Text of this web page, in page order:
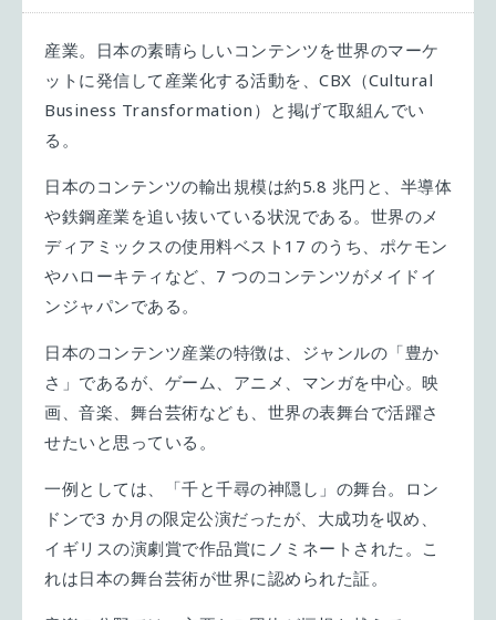
産業。日本の素晴らしいコンテンツを世界のマーケ
ットに発信して産業化する活動を、CBX（Cultural
Business Transformation）と掲げて取組んでい
る。
日本のコンテンツの輸出規模は約5.8 兆円と、半導体
や鉄鋼産業を追い抜いている状況である。世界のメ
ディアミックスの使用料ベスト17 のうち、ポケモン
やハローキティなど、7 つのコンテンツがメイドイ
ンジャパンである。
日本のコンテンツ産業の特徴は、ジャンルの「豊か
さ」であるが、ゲーム、アニメ、マンガを中心。映
画、音楽、舞台芸術なども、世界の表舞台で活躍さ
せたいと思っている。
一例としては、「千と千尋の神隠し」の舞台。ロン
ドンで3 か月の限定公演だったが、大成功を収め、
イギリスの演劇賞で作品賞にノミネートされた。こ
れは日本の舞台芸術が世界に認められた証。